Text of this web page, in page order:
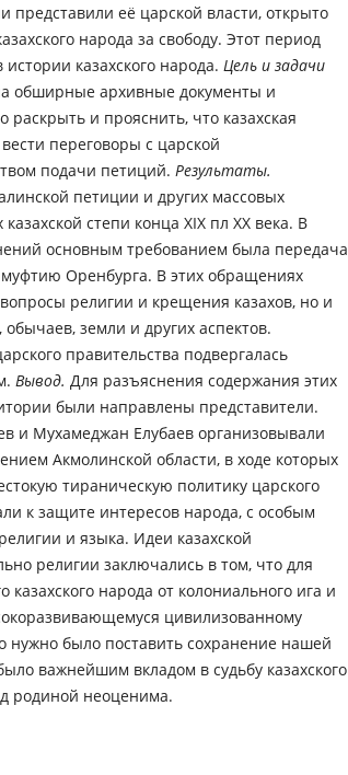
представили её царской власти, открыто
народа за свободу. Этот период
казахского народа. Цель и задачи
обширные архивные документы и
раскрыть и прояснить, что казахская
переговоры с царской
подачи петиций. Результаты.
петиции и других массовых
степи конца ХІХ пл ХХ века. В
основным требованием была передача
муфтию Оренбурга. В этих обращениях
религии и крещения казахов, но и
земли и других аспектов.
правительства подвергалась
Вывод. Для разъяснения содержания этих
были направлены представители.
и Мухамеджан Елубаев организовывали
Акмолинской области, в ходе которых
тираническую политику царского
к защите интересов народа, с особым
и языка. Идеи казахской
религии заключались в том, что для
казахского народа от колониального ига и
цивилизованному
нужно было поставить сохранение нашей
важнейшим вкладом в судьбу казахского
родиной неоценима.